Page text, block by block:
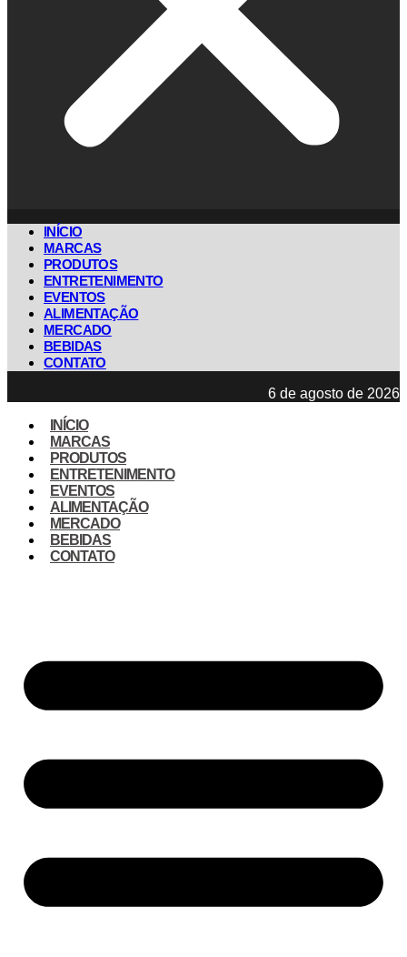
INÍCIO
MARCAS
PRODUTOS
ENTRETENIMENTO
EVENTOS
ALIMENTAÇÃO
MERCADO
BEBIDAS
CONTATO
6 de agosto de 2026
INÍCIO
MARCAS
PRODUTOS
ENTRETENIMENTO
EVENTOS
ALIMENTAÇÃO
MERCADO
BEBIDAS
CONTATO